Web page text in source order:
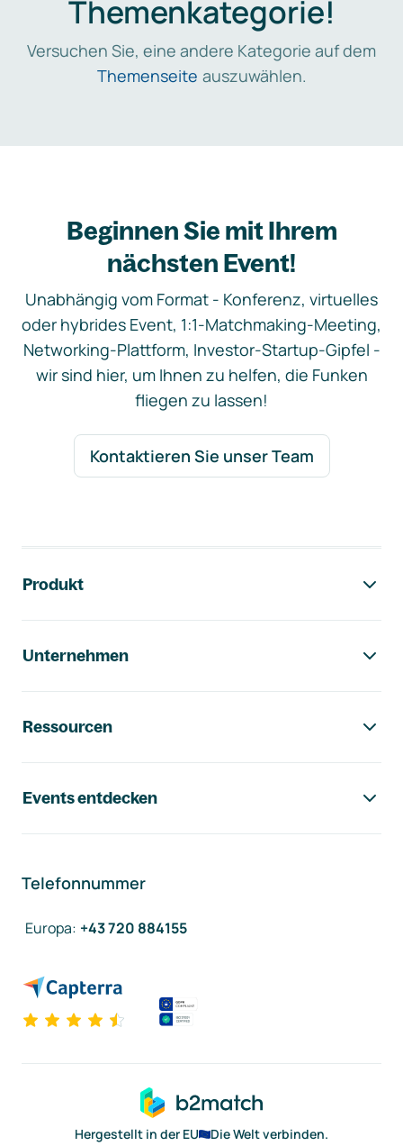
Themenkategorie!
Versuchen Sie, eine andere Kategorie auf dem
Themenseite auszuwählen.
Beginnen Sie mit Ihrem
nächsten Event!
Unabhängig vom Format - Konferenz, virtuelles
oder hybrides Event, 1:1-Matchmaking-Meeting,
Networking-Plattform, Investor-Startup-Gipfel -
wir sind hier, um Ihnen zu helfen, die Funken
fliegen zu lassen!
Kontaktieren Sie unser Team
Produkt
Unternehmen
Ressourcen
Events entdecken
Telefonnummer
Europa: +43 720 884155
Hergestellt in der EU
Die Welt verbinden.